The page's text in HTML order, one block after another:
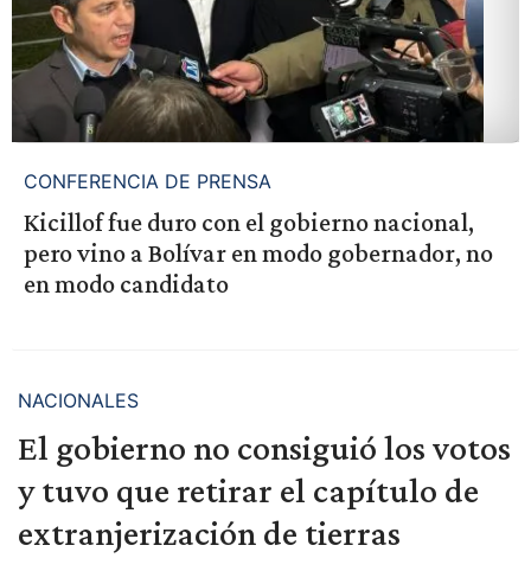
CONFERENCIA DE PRENSA
Kicillof fue duro con el gobierno nacional,
pero vino a Bolívar en modo gobernador, no
en modo candidato
NACIONALES
El gobierno no consiguió los votos
y tuvo que retirar el capítulo de
extranjerización de tierras